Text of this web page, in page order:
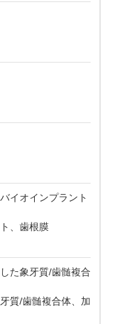
イオインプラント
、歯根膜
た象牙質/歯髄複合
質/歯髄複合体、加